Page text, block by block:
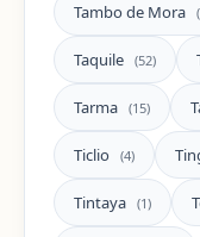
Tambo de Mora
Taquile (52)
Tarma (15)
Ticlio (4)
Tintaya (1)